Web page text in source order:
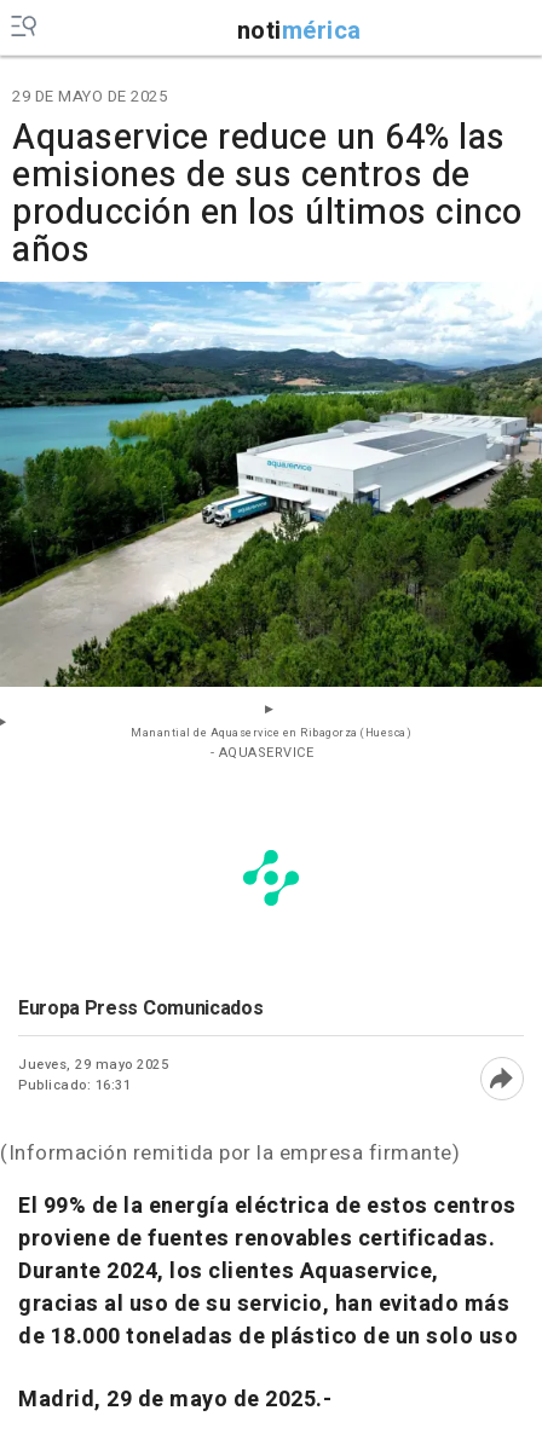
notimérica
29 DE MAYO DE 2025
Aquaservice reduce un 64% las
emisiones de sus centros de
producción en los últimos cinco
años
Manantial de Aquaservice en Ribagorza (Huesca)
- AQUASERVICE
Europa Press Comunicados
Jueves, 29 mayo 2025
Publicado: 16:31
(Información remitida por la empresa firmante)
El 99% de la energía eléctrica de estos centros
proviene de fuentes renovables certificadas.
Durante 2024, los clientes Aquaservice,
gracias al uso de su servicio, han evitado más
de 18.000 toneladas de plástico de un solo uso
Madrid, 29 de mayo de 2025.-